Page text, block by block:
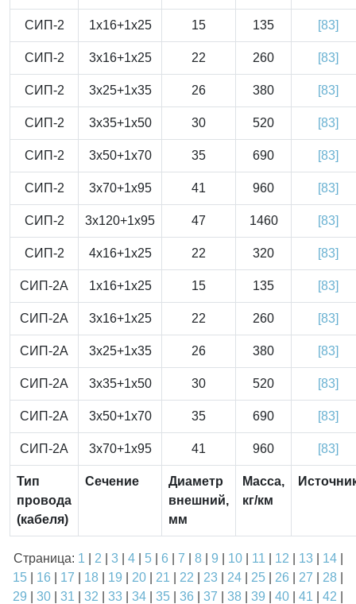
СИП-2 1x16+1x25 15 135 [83]
СИП-2 3x16+1x25 22 260 [83]
СИП-2 3x25+1x35 26 380 [83]
СИП-2 3x35+1x50 30 520 [83]
СИП-2 3x50+1x70 35 690 [83]
СИП-2 3x70+1x95 41 960 [83]
СИП-2 3x120+1x95 47 1460 [83]
СИП-2 4x16+1x25 22 320 [83]
СИП-2А 1x16+1x25 15 135 [83]
СИП-2А 3x16+1x25 22 260 [83]
СИП-2А 3x25+1x35 26 380 [83]
СИП-2А 3x35+1x50 30 520 [83]
СИП-2А 3x50+1x70 35 690 [83]
СИП-2А 3x70+1x95 41 960 [83]
Тип
провода
(кабеля)
Сечение
Диаметр
внешний,
мм
Масса,
кг/км
Страница: 1 2 3| 4| 5| 6 7 8| 9 10| 11 12 13| 14|
15
16 17 18 19 20 21 22 23 24 25 26 27 28
29
30 31 32 33 34 35 36 37 38 39 40 41 42